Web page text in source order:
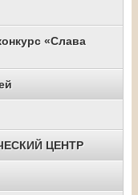
«Слава
ЦЕНТР